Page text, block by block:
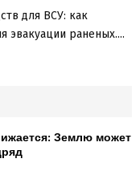
для ВСУ: как
эвакуации раненых....
Землю может